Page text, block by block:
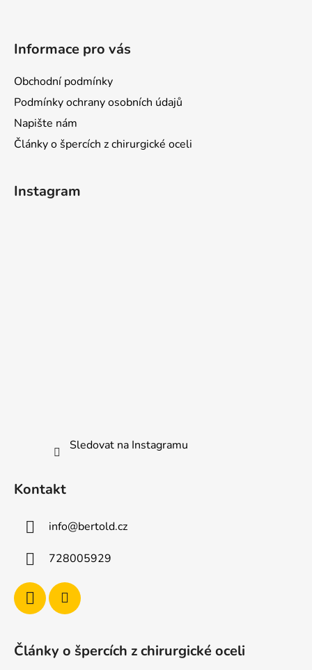
Informace pro vás
Obchodní podmínky
Podmínky ochrany osobních údajů
Napište nám
Články o špercích z chirurgické oceli
Instagram
Sledovat na Instagramu
Kontakt
info@bertold.cz
728005929
Články o špercích z chirurgické oceli